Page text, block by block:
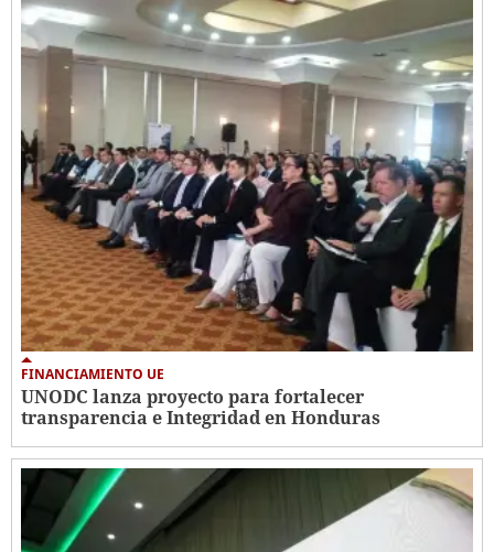
FINANCIAMIENTO UE
UNODC lanza proyecto para fortalecer
transparencia e Integridad en Honduras